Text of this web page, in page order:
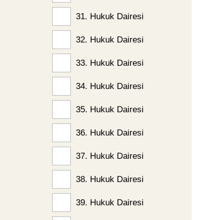
31. Hukuk Dairesi
32. Hukuk Dairesi
33. Hukuk Dairesi
34. Hukuk Dairesi
35. Hukuk Dairesi
36. Hukuk Dairesi
37. Hukuk Dairesi
38. Hukuk Dairesi
39. Hukuk Dairesi